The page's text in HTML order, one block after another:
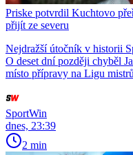
Priske potvrdil Kuchtovo
přijít ze severu
Nejdražší útočník v historii
O deset dní později chyběl
místo přípravy na Ligu
SportWin
dnes, 23:39
2 min